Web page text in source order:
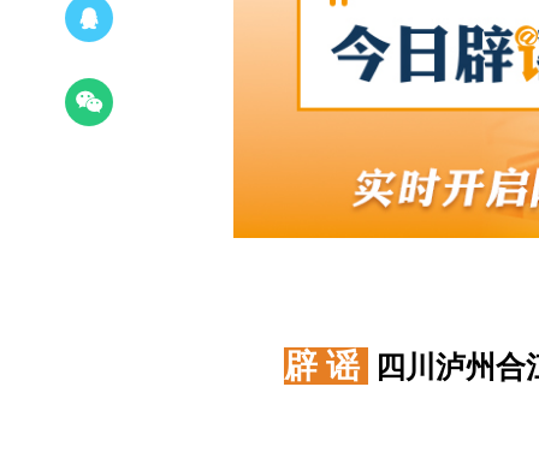
辟 谣 四川泸州合